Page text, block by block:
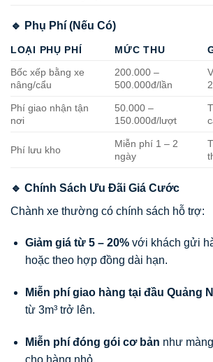
🔹 Phụ Phí (Nếu Có)
LOẠI PHỤ PHÍ MỨC THU
Bốc xếp bằng xe
nâng/cẩu
200.000 –
500.000đ/lần
Phí giao nhận tận
nơi
50.000 –
150.000đ/lượt
Phí lưu kho
Miễn phí 1 – 2
ngày
🔹 Chính Sách Ưu Đãi Giá Cước
Chành xe thường có chính sách hỗ trợ:
Giảm giá từ 5 – 20%với khách gửi
hoặc theo hợp đồng dài hạn.
Miễn phí giao hàng tại đầu Quảng
từ 3m³ trở lên.
Miễn phí đóng gói cơ bản như
cho hàng nhỏ.